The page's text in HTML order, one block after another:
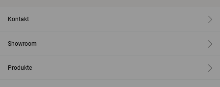
Kontakt
Showroom
Produkte